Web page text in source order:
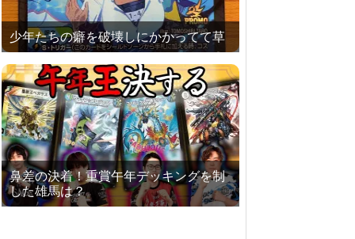
少年たちの癖を破壊しにかかってて草
鼻差の決着！重賞午年デッキングを制
した雄馬は？